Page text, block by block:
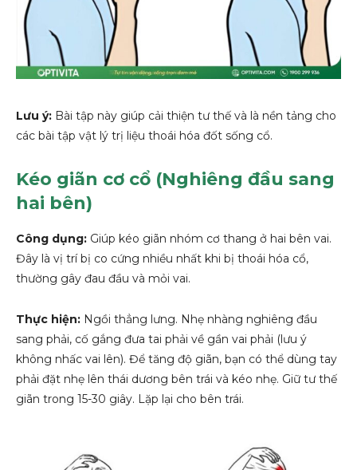
Lưu ý: Bài tập này giúp cải thiện tư thế và là nền tảng cho
các bài tập vật lý trị liệu thoái hóa đốt sống cổ.
Kéo giãn cơ cổ (Nghiêng đầu sang
hai bên)
Công dụng: Giúp kéo giãn nhóm cơ thang ở hai bên vai.
Đây là vị trí bị co cứng nhiều nhất khi bị thoái hóa cổ,
thường gây đau đầu và mỏi vai.
Thực hiện: Ngồi thẳng lưng. Nhẹ nhàng nghiêng đầu
sang phải, cố gắng đưa tai phải về gần vai phải (lưu ý
không nhấc vai lên). Để tăng độ giãn, bạn có thể dùng tay
phải đặt nhẹ lên thái dương bên trái và kéo nhẹ. Giữ tư thế
giãn trong 15-30 giây. Lặp lại cho bên trái.